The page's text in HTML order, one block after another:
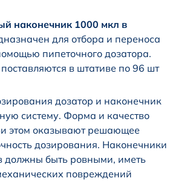
наконечник 1000 мкл в
для отбора и переноса
пипеточного дозатора.
в штативе по 96 шт
дозатор и наконечник
систему. Форма и качество
этом оказывают решающее
дозирования. Наконечники
должны быть ровными, иметь
повреждений